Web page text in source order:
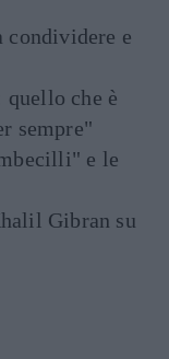
condividere e
quello che è
sempre"
e le
Gibran su